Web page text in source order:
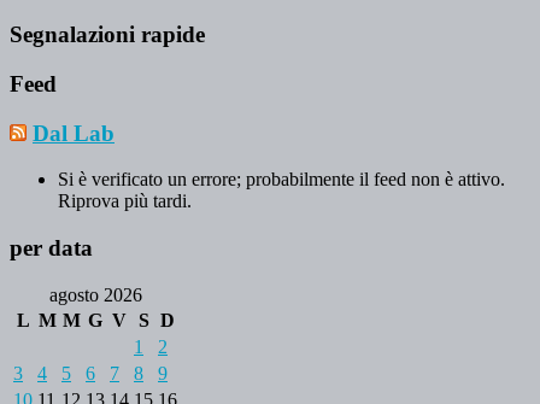
Segnalazioni rapide
Feed
Dal Lab
Si è verificato un errore; probabilmente il feed non è attivo.
Riprova più tardi.
per data
agosto 2026
L M M G V S D
1
2
3
4 5 6 7 8
9
10 11 12 13 14 15 16